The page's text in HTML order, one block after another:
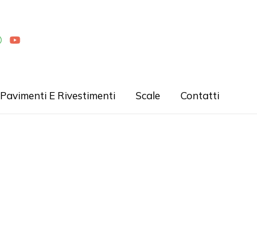
Pavimenti E Rivestimenti Scale Contatti